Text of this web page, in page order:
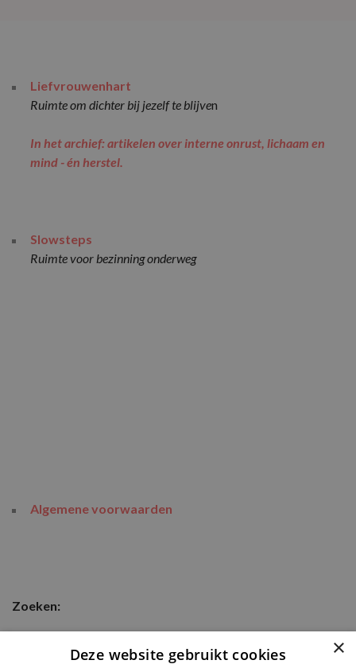
Liefvrouwenhart
Ruimte om dichter bij jezelf te blijven
In het archief: artikelen over interne onrust, lichaam en
mind - én herstel.
Slowsteps
Ruimte voor bezinning onderweg
Algemene voorwaarden
Zoeken:
>> ×
Deze website gebruikt cookies